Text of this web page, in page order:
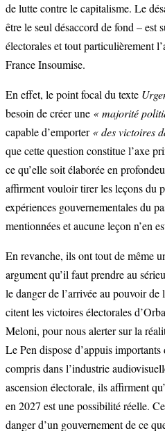
de lutte contre le capitalisme. Le
être le seul désaccord de fond – est
électorales et tout particulièrement
France Insoumise.
En effet, le point focal du texte
besoin de créer une « majorité
capable d’emporter« des victoires
que cette question constitue l’axe
ce qu’elle soit élaborée en
affirment vouloir tirer les leçons du
expériences gouvernementales du
mentionnées et aucune leçon n’en
En revanche, ils ont tout de même
argument qu’il faut prendre au
le danger de l’arrivée au pouvoir de
citent les victoires électorales
Meloni, pour nous alerter sur la
Le Pen dispose d’appuis
compris dans l’industrie
ascension électorale, ils affirment
en 2027 est une possibilité réelle.
danger d’un gouvernement de ce